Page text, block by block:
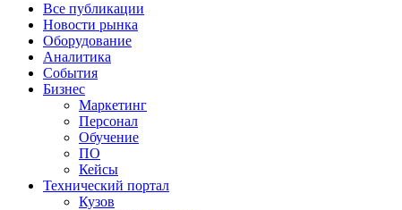
Все публикации
Новости рынка
Оборудование
Аналитика
События
Бизнес
Маркетинг
Персонал
Обучение
ПО
Кейсы
Технический портал
Кузов